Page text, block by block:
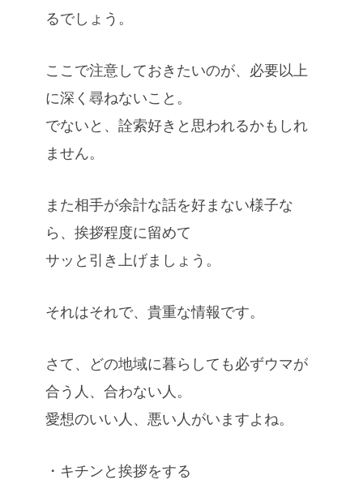
るでしょう。
ここで注意しておきたいのが、必要以上
に深く尋ねないこと。
でないと、詮索好きと思われるかもしれ
ません。
また相手が余計な話を好まない様子な
ら、挨拶程度に留めて
サッと引き上げましょう。
それはそれで、貴重な情報です。
さて、どの地域に暮らしても必ずウマが
合う人、合わない人。
愛想のいい人、悪い人がいますよね。
・キチンと挨拶をする